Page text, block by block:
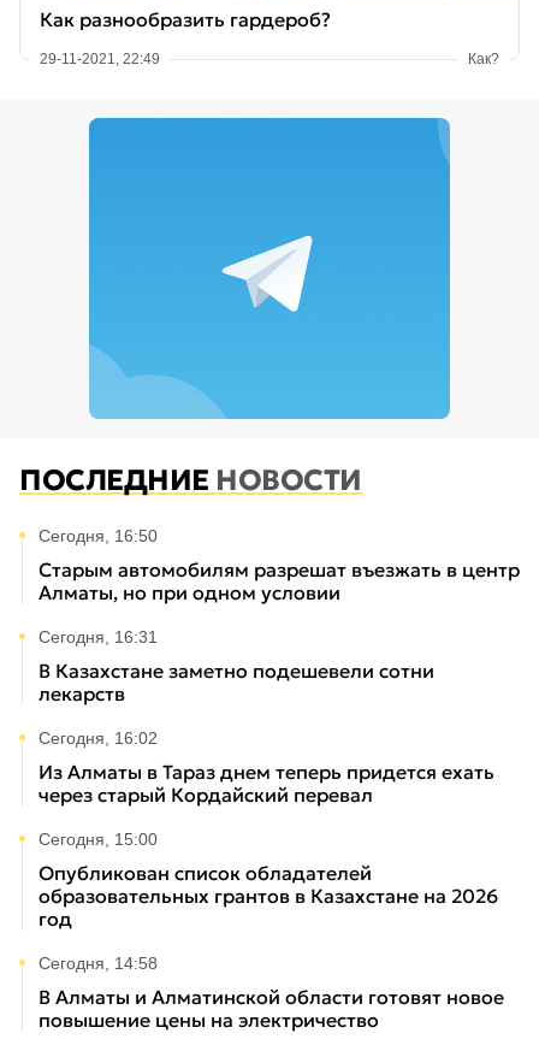
Как разнообразить гардероб?
29-11-2021, 22:49 Как?
ПОСЛЕДНИЕ НОВОСТИ
Сегодня, 16:50
Старым автомобилям разрешат въезжать в центр
Алматы, но при одном условии
Сегодня, 16:31
В Казахстане заметно подешевели сотни
лекарств
Сегодня, 16:02
Из Алматы в Тараз днем теперь придется ехать
через старый Кордайский перевал
Сегодня, 15:00
Опубликован список обладателей
образовательных грантов в Казахстане на 2026
год
Сегодня, 14:58
В Алматы и Алматинской области готовят новое
повышение цены на электричество